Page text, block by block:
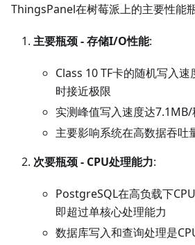
ThingsPanel在树莓派上的主要性能
主要瓶颈 - 存储I/O性能:
Class 10 TF卡的随机写入
时接近极限
实测峰值写入速度达
主要影响系统在高数据吞吐
次要瓶颈 - CPU处理能力:
PostgreSQL在高负载下
即超过单核心处理能力
数据库写入和查询处理是